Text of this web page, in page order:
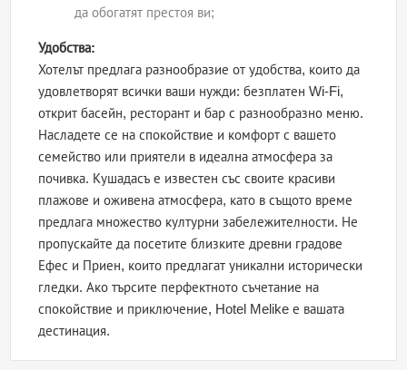
да обогатят престоя ви;
Удобства:
Хотелът предлага разнообразие от удобства, които да
удовлетворят всички ваши нужди: безплатен Wi-Fi,
открит басейн, ресторант и бар с разнообразно меню.
Насладете се на спокойствие и комфорт с вашето
семейство или приятели в идеална атмосфера за
почивка. Кушадасъ е известен със своите красиви
плажове и оживена атмосфера, като в същото време
предлага множество културни забележителности. Не
пропускайте да посетите близките древни градове
Ефес и Приен, които предлагат уникални исторически
гледки. Ако търсите перфектното съчетание на
спокойствие и приключение, Hotel Melike е вашата
дестинация.